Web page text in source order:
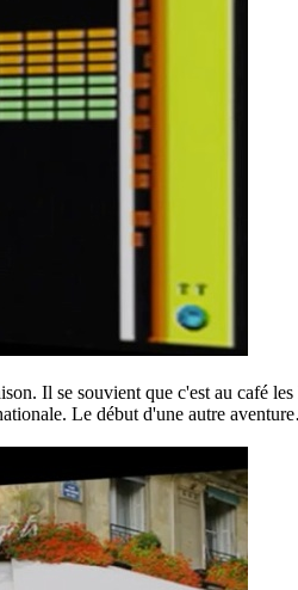
Il se souvient que c'est au café
Le début d'une autre